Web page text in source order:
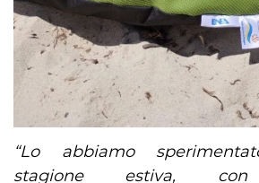
“Lo abbiamo
stagione estiva, con